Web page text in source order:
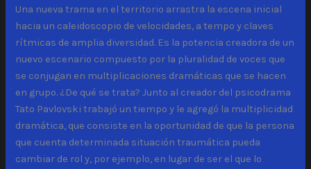
Una nueva trama en el territorio arrastra la escena inicial
hacia un caleidoscopio de velocidades, a tempo y claves
rítmicas de amplia diversidad. Es la potencia creadora de un
nuevo escenario compuesto por la pluralidad de voces que
se conjugan en multiplicaciones dramáticas que se hacen
en grupo. ¿De qué se trata? Junto al creador del psicodrama
Tato Pavlovski trabajó un tiempo y le agregó la multiplicidad
dramática, que consiste en la oportunidad de que la persona
que cuenta determinada situación traumática pueda
cambiar de rol y, por ejemplo, en lugar de ser el que lo